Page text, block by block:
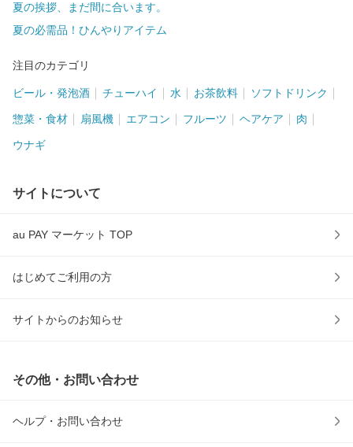
夏の挨拶、まだ間に合います。
夏の必需品！ひんやりアイテム
注目のカテゴリ
ビール・発泡酒 チューハイ 水 お茶飲料 ソフトドリンク
惣菜・食材 扇風機 エアコン フルーツ ヘアケア 肉
ウナギ
サイトについて
au PAY マーケット TOP
はじめてご利用の方
サイトからのお知らせ
その他・お問い合わせ
ヘルプ・お問い合わせ